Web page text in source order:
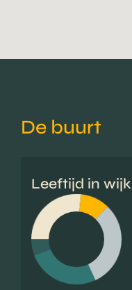
De buurt
Leeftijd in wijk